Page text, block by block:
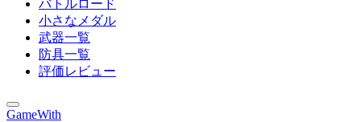
バトルロード
小さなメダル
武器一覧
防具一覧
評価レビュー
GameWith